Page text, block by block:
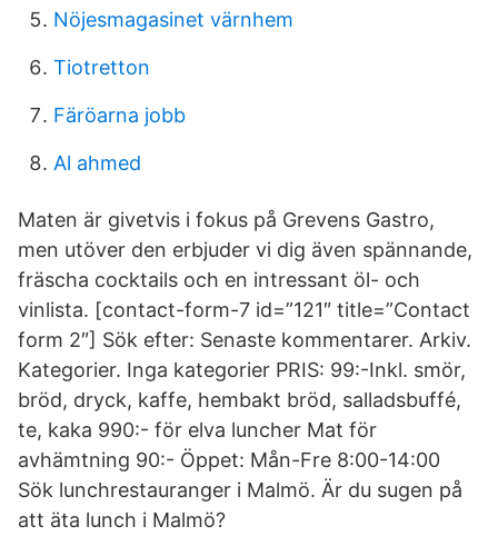
Nöjesmagasinet värnhem
Tiotretton
Färöarna jobb
Al ahmed
Maten är givetvis i fokus på Grevens Gastro,
men utöver den erbjuder vi dig även spännande,
fräscha cocktails och en intressant öl- och
vinlista. [contact-form-7 id=”121″ title=”Contact
form 2″] Sök efter: Senaste kommentarer. Arkiv.
Kategorier. Inga kategorier PRIS: 99:-Inkl. smör,
bröd, dryck, kaffe, hembakt bröd, salladsbuffé,
te, kaka 990:- för elva luncher Mat för
avhämtning 90:- Öppet: Mån-Fre 8:00-14:00
Sök lunchrestauranger i Malmö. Är du sugen på
att äta lunch i Malmö?